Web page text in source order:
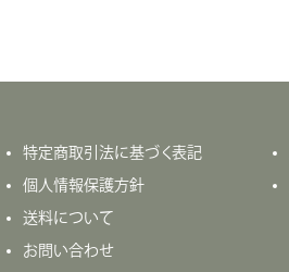
特定商取引法に基づく表記
個人情報保護方針
送料について
お問い合わせ